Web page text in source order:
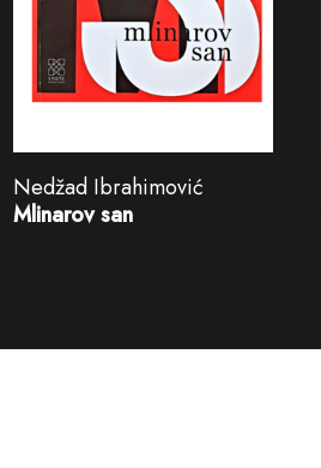
Nedžad Ibrahimović
Mlinarov san